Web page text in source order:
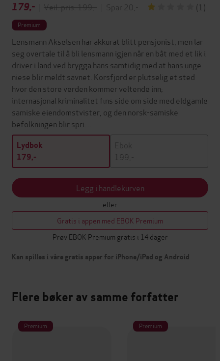
179,- Veil. pris: 199,- Spar 20,- (1)
Premium
Lensmann Akselsen har akkurat blitt pensjonist, men lar
seg overtale til å bli lensmann igjen når en båt med et lik i
driver i land ved brygga hans samtidig med at hans unge
niese blir meldt savnet. Korsfjord er plutselig et sted
hvor den store verden kommer veltende inn;
internasjonal kriminalitet fins side om side med eldgamle
samiske eiendomstvister, og den norsk-samiske
befolkningen blir spri…
Lydbok
179,-
Ebok
199,-
Legg i handlekurven
eller
Gratis i appen med EBOK Premium
Prøv EBOK Premium gratis i 14 dager
Kan spilles i våre gratis apper for iPhone/iPad og Android
Flere bøker av samme forfatter
Premium Premium